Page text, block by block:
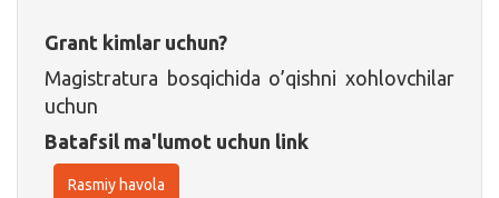
Grant kimlar uchun?
Magistratura bosqichida o’qishni xohlovchilar
uchun
Batafsil ma'lumot uchun link
Rasmiy havola